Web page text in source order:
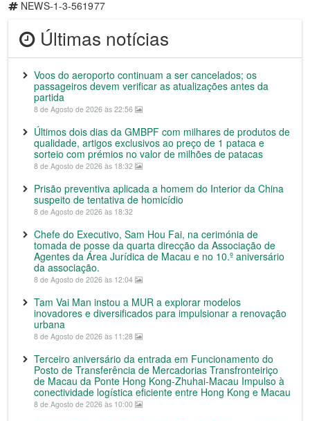
NEWS-1-3-561977
Últimas notícias
Voos do aeroporto continuam a ser cancelados; os
passageiros devem verificar as atualizações antes da
partida
8 de Agosto de 2026 às 22:56
Últimos dois dias da GMBPF com milhares de produtos de
qualidade, artigos exclusivos ao preço de 1 pataca e
sorteio com prémios no valor de milhões de patacas
8 de Agosto de 2026 às 18:32
Prisão preventiva aplicada a homem do Interior da China
suspeito de tentativa de homicídio
8 de Agosto de 2026 às 18:32
Chefe do Executivo, Sam Hou Fai, na cerimónia de
tomada de posse da quarta direcção da Associação de
Agentes da Área Jurídica de Macau e no 10.º aniversário
da associação.
8 de Agosto de 2026 às 12:04
Tam Vai Man instou a MUR a explorar modelos
inovadores e diversificados para impulsionar a renovação
urbana
8 de Agosto de 2026 às 11:28
Terceiro aniversário da entrada em Funcionamento do
Posto de Transferência de Mercadorias Transfronteiriço
de Macau da Ponte Hong Kong-Zhuhai-Macau Impulso à
conectividade logística eficiente entre Hong Kong e Macau
8 de Agosto de 2026 às 10:00